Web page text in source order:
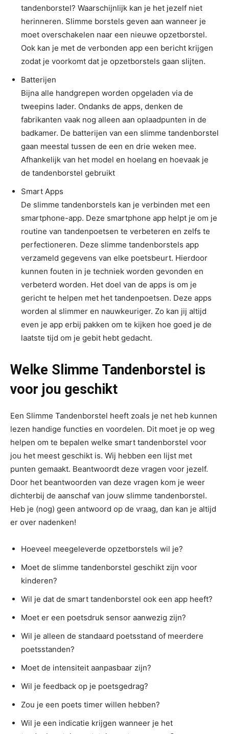
tandenborstel? Waarschijnlijk kan je het jezelf niet
herinneren. Slimme borstels geven aan wanneer je
moet overschakelen naar een nieuwe opzetborstel.
Ook kan je met de verbonden app een bericht krijgen
zodat je voorkomt dat je opzetborstels gaan slijten.
Batterijen
Bijna alle handgrepen worden opgeladen via de
tweepins lader. Ondanks de apps, denken de
fabrikanten vaak nog alleen aan oplaadpunten in de
badkamer. De batterijen van een slimme tandenborstel
gaan meestal tussen de een en drie weken mee.
Afhankelijk van het model en hoelang en hoevaak je
de tandenborstel gebruikt
Smart Apps
De slimme tandenborstels kan je verbinden met een
smartphone-app. Deze smartphone app helpt je om je
routine van tandenpoetsen te verbeteren en zelfs te
perfectioneren. Deze slimme tandenborstels app
verzameld gegevens van elke poetsbeurt. Hierdoor
kunnen fouten in je techniek worden gevonden en
verbeterd worden. Het doel van de apps is om je
gericht te helpen met het tandenpoetsen. Deze apps
worden al slimmer en nauwkeuriger. Zo kan jij altijd
even je app erbij pakken om te kijken hoe goed je de
laatste tijd om je gebit hebt gedacht.
Welke Slimme Tandenborstel is
voor jou geschikt
Een Slimme Tandenborstel heeft zoals je net heb kunnen
lezen handige functies en voordelen. Dit moet je op weg
helpen om te bepalen welke smart tandenborstel voor
jou het meest geschikt is. Wij hebben een lijst met
punten gemaakt. Beantwoordt deze vragen voor jezelf.
Door het beantwoorden van deze vragen kom je weer
dichterbij de aanschaf van jouw slimme tandenborstel.
Heb je (nog) geen antwoord op de vraag, dan kan je altijd
er over nadenken!
Hoeveel meegeleverde opzetborstels wil je?
Moet de slimme tandenborstel geschikt zijn voor
kinderen?
Wil je dat de smart tandenborstel ook een app heeft?
Moet er een poetsdruk sensor aanwezig zijn?
Wil je alleen de standaard poetsstand of meerdere
poetsstanden?
Moet de intensiteit aanpasbaar zijn?
Wil je feedback op je poetsgedrag?
Zou je een poets timer willen hebben?
Wil je een indicatie krijgen wanneer je het